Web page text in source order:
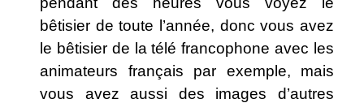
bêtisier de toute l’année, donc vous avez
le bêtisier de la télé francophone avec les
animateurs français par exemple, mais
vous avez aussi des images d’autres